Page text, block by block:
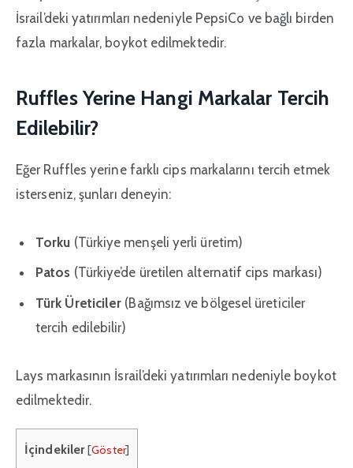
İsrail’deki yatırımları nedeniyle PepsiCo ve bağlı birden
fazla markalar, boykot edilmektedir.
Ruffles Yerine Hangi Markalar Tercih
Edilebilir?
Eğer Ruffles yerine farklı cips markalarını tercih etmek
isterseniz, şunları deneyin:
Torku (Türkiye menşeli yerli üretim)
Patos (Türkiye’de üretilen alternatif cips markası)
Türk Üreticiler (Bağımsız ve bölgesel üreticiler
tercih edilebilir)
Lays markasının İsrail’deki yatırımları nedeniyle boykot
edilmektedir.
İçindekiler [Göster]